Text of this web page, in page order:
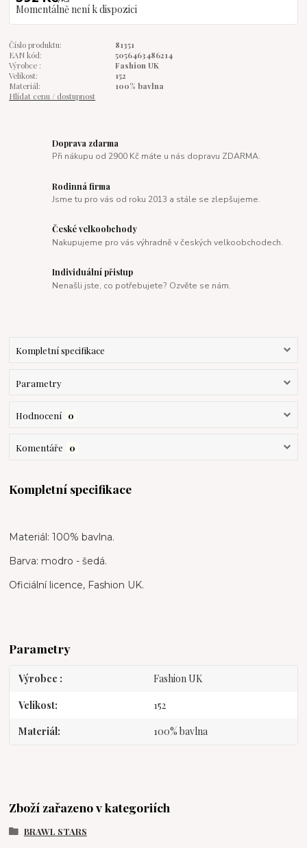
Momentálně není k dispozici
Číslo produktu:
81351
EAN kód:
5056463486214
Výrobce :
Fashion UK
Velikost:
152
Materiál:
100% bavlna
Hlídat cenu / dostupnost
Doprava zdarma
Při nákupu od 2900 Kč máte u nás dopravu ZDARMA.
Rodinná firma
Jsme tu pro vás od roku 2013 a stále se zlepšujeme.
České velkoobchody
Nakupujeme pro vás výhradně v českých velkoobchodech.
Individuální přistup
Nenašli jste, co potřebujete? Ozvěte se nám.
Kompletní specifikace
Parametry
Hodnocení 0
Komentáře 0
Kompletní specifikace
Materiál: 100% bavlna.
Barva: modro - šedá.
Oficiální licence, Fashion UK.
Parametry
Výrobce Fashion UK
Velikost 152
Materiál 100% bavlna
Zboží zařazeno v kategoriích
BRAWL STARS